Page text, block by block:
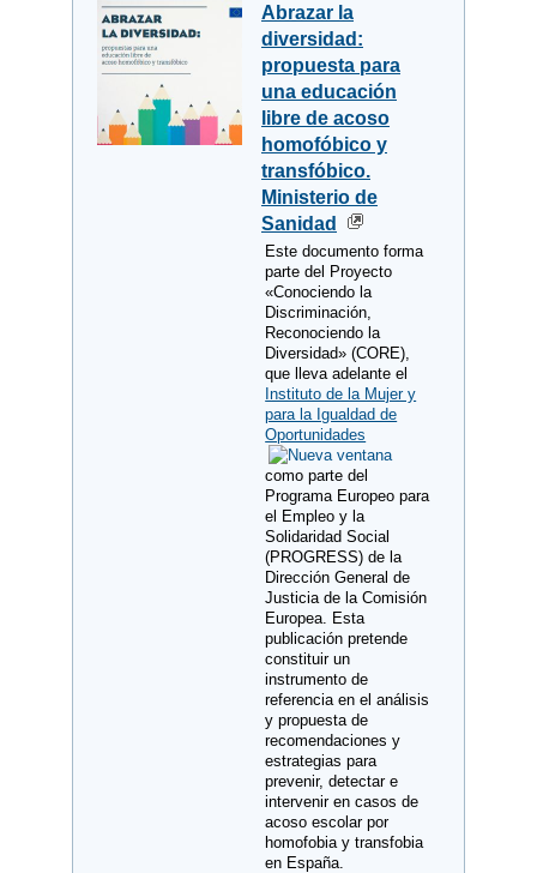
Abrazar la
diversidad:
propuesta para
una educación
libre de acoso
homofóbico y
transfóbico.
Ministerio de
Sanidad
Este documento forma
parte del Proyecto
«Conociendo la
Discriminación,
Reconociendo la
Diversidad» (CORE),
que lleva adelante el
Instituto de la Mujer y
para la Igualdad de
Oportunidades
como parte del
Programa Europeo para
el Empleo y la
Solidaridad Social
(PROGRESS) de la
Dirección General de
Justicia de la Comisión
Europea. Esta
publicación pretende
constituir un
instrumento de
referencia en el análisis
y propuesta de
recomendaciones y
estrategias para
prevenir, detectar e
intervenir en casos de
acoso escolar por
homofobia y transfobia
en España.